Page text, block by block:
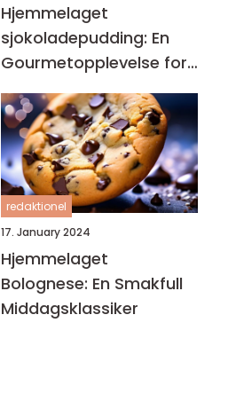
Hjemmelaget
sjokoladepudding: En
Gourmetopplevelse for
Sjokoladeelskere
redaktionel
17. January 2024
Hjemmelaget
Bolognese: En Smakfull
Middagsklassiker